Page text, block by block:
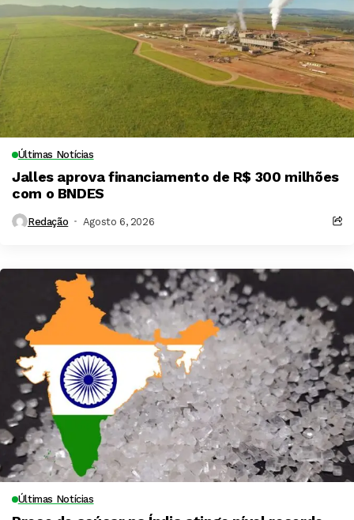
Últimas Notícias
Jalles aprova financiamento de R$ 300 milhões
com o BNDES
Redação Agosto 6, 2026
Últimas Notícias